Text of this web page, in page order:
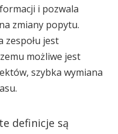
i pozwala
zmiany popytu.
zespołu jest
możliwe jest
szybka wymiana
definicje są